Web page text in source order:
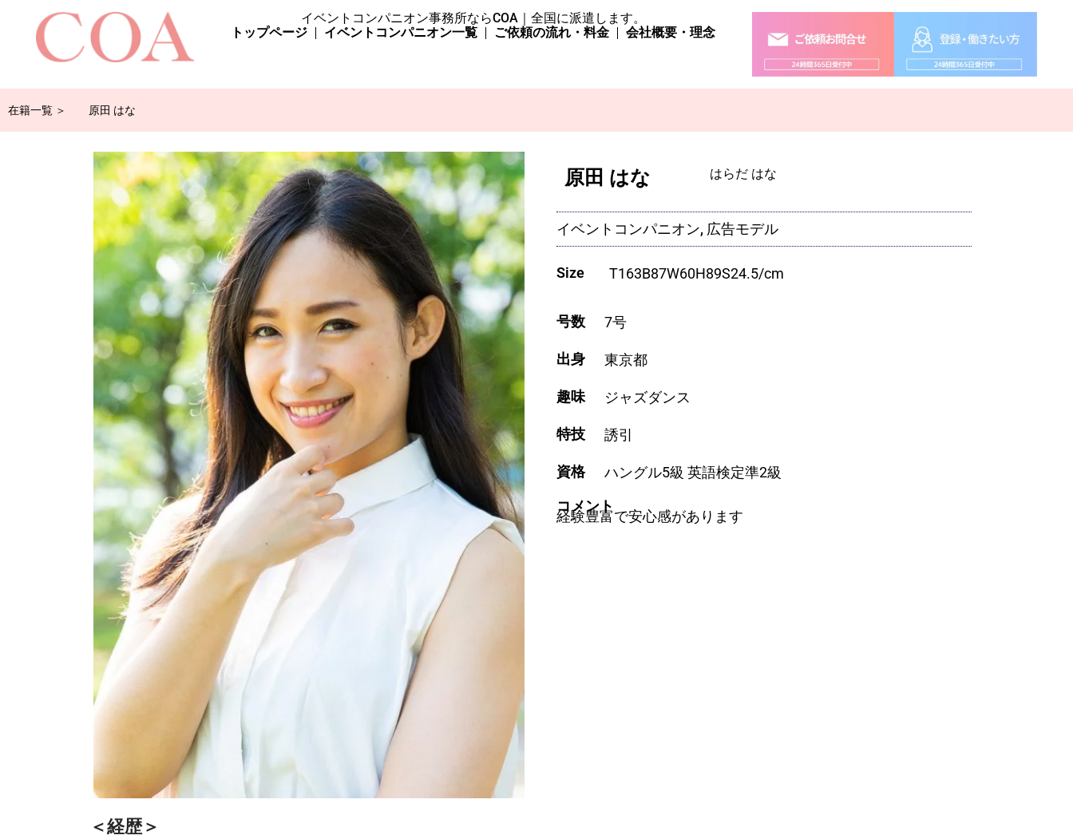
イベントコンパニオン事務所ならCOA｜全国に派遣します。
トップページ
イベントコンパニオン一覧 ご依頼の流れ・料金 会社概要・理念
在籍一覧 ＞ 原田 はな
原田 はな はらだ はな
イベントコンパニオン, 広告モデル
Size T163B87W60H89S24.5/cm
号数 7号
出身 東京都
趣味 ジャズダンス
特技 誘引
資格
ハングル5級 英語検定準2級
コメント
経験豊富で安心感があります
＜経歴＞